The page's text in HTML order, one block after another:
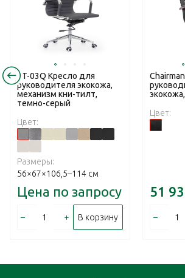
RT-03Q Кресло для
руководителя экокожа,
механизм кни-тилт,
темно-серый
Цвет:
Размеры:
56×67×106,5–114 см
Цена по запросу
– + В корзину
Цвет:
51
–